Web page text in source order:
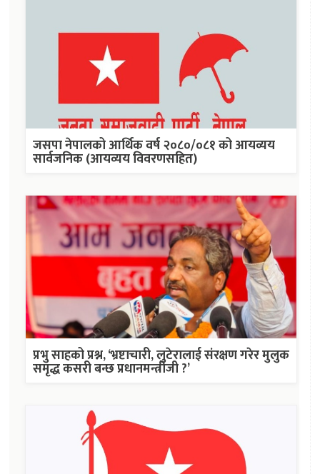
जसपा नेपालको आर्थिक वर्ष २०८०/०८१ को आयव्यय
सार्वजनिक (आयव्यय विवरणसहित)
प्रभु साहको प्रश्न, ‘भ्रष्टाचारी, लुटेरालाई संरक्षण गरेर मुलुक
समृद्ध कसरी बन्छ प्रधानमन्त्रीजी ?’